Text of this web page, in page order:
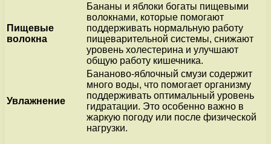
Пищевые
волокна
Бананы и яблоки богаты пищевыми
волокнами, которые помогают
поддерживать нормальную работу
пищеварительной системы, снижают
уровень холестерина и улучшают
общую работу кишечника.
Увлажнение
Бананово-яблочный смузи содержит
много воды, что помогает организму
поддерживать оптимальный уровень
гидратации. Это особенно важно в
жаркую погоду или после физической
нагрузки.